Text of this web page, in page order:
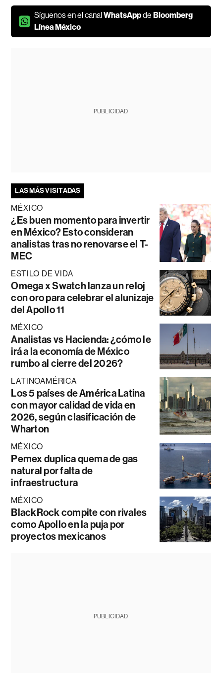
Síguenos en el canalWhatsAppdeBloomberg
Línea México
PUBLICIDAD
LAS MÁS VISITADAS
MÉXICO
¿Es buen momento para invertir
en México? Esto consideran
analistas tras no renovarse el T-
MEC
ESTILO DE VIDA
Omega x Swatch lanza un reloj
con oro para celebrar el alunizaje
del Apollo 11
MÉXICO
Analistas vs Hacienda: ¿cómo le
irá a la economía de México
rumbo al cierre del 2026?
LATINOAMÉRICA
Los 5 países de América Latina
con mayor calidad de vida en
2026, según clasificación de
Wharton
MÉXICO
Pemex duplica quema de gas
natural por falta de
infraestructura
MÉXICO
BlackRock compite con rivales
como Apollo en la puja por
proyectos mexicanos
PUBLICIDAD